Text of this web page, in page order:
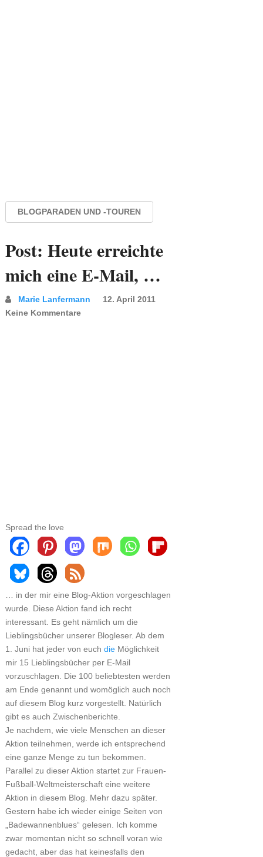
BLOGPARADEN UND -TOUREN
Post: Heute erreichte
mich eine E-Mail, …
Marie Lanfermann
12. April 2011
Keine Kommentare
Spread the love
… in der mir eine Blog-Aktion vorgeschlagen
wurde. Diese Aktion fand ich recht
interessant. Es geht nämlich um die
Lieblingsbücher unserer Blogleser. Ab dem
1. Juni hat jeder von euch dieMöglichkeit
mir 15 Lieblingsbücher per E-Mail
vorzuschlagen. Die 100 beliebtesten werden
am Ende genannt und womöglich auch noch
auf diesem Blog kurz vorgestellt. Natürlich
gibt es auch Zwischenberichte.
Je nachdem, wie viele Menschen an dieser
Aktion teilnehmen, werde ich entsprechend
eine ganze Menge zu tun bekommen.
Parallel zu dieser Aktion startet zur Frauen-
Fußball-Weltmeisterschaft eine weitere
Aktion in diesem Blog. Mehr dazu später.
Gestern habe ich wieder einige Seiten von
„Badewannenblues“ gelesen. Ich komme
zwar momentan nicht so schnell voran wie
gedacht, aber das hat keinesfalls den